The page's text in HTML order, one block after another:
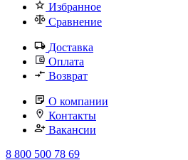
Избранное
Сравнение
Доставка
Оплата
Возврат
О компании
Контакты
Вакансии
8 800 500 78 69